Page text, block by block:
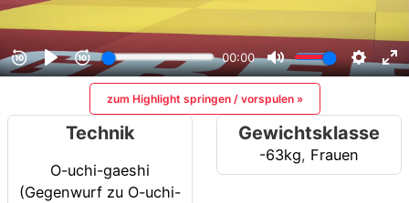
zum Highlight springen / vorspulen »
Technik
O-uchi-gaeshi
(Gegenwurf zu O-uchi-
Gewichtsklasse
-63kg, Frauen